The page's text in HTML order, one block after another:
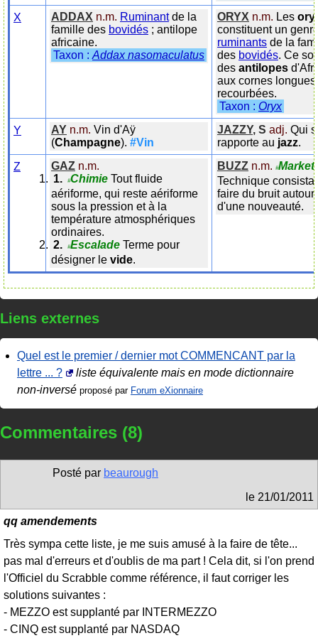
X
ADDAX n.m. Ruminantde la
famille des bovidés ; antilope
africaine.
Taxon : Addax nasomaculatus
ORYX n.m. Les
constituent un
ruminants de la
des bovidés. Ce
des antilopes
aux cornes longues
recourbées.
Taxon : Oryx
Y
AY n.m. Vin d'Aÿ
(Champagne). #Vin
JAZZY, S adj. Qui
rapporte au jazz.
Z
GAZ n.m.
#Chimie Tout fluide
aériforme, qui reste aériforme
sous la pression et à la
température atmosphériques
ordinaires.
#Escalade Terme pour
désigner le vide.
BUZZ n.m. #
Technique
faire du bruit autour
d'une nouveauté.
Liens externes
Quel est le premier / dernier mot COMMENCANT par la
lettre ... ?
liste équivalente mais en mode dictionnaire
non-inversé proposé par Forum eXionnaire
Commentaires (8)
Posté par beaurough
le 21/01/2011
qq amendements
Très sympa cette liste, je me suis amusé à la faire de tête...
pas mal d'erreurs et d'oublis de ma part ! Cela dit, si l'on prend
l'Officiel du Scrabble comme référence, il faut corriger les
solutions suivantes :
- MEZZO est supplanté par INTERMEZZO
- CINQ est supplanté par NASDAQ